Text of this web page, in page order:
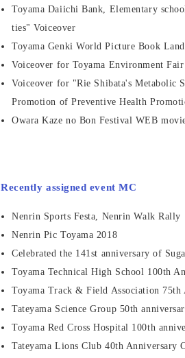
Toyama Daiichi Bank, Elementary
ties" Voiceover
Toyama Genki World Picture Book
Voiceover for Toyama Environment
Voiceover for "Rie Shibata's Metabolic
Promotion of Preventive Health
Owara Kaze no Bon Festival WEB
Recently assigned event MC
Nenrin Sports Festa, Nenrin Walk Rally
Nenrin Pic Toyama 2018
Celebrated the 141st anniversary of
Toyama Technical High School 100th
Toyama Track & Field Association 75th
Tateyama Science Group 50th
Toyama Red Cross Hospital 100th
Tateyama Lions Club 40th Anniversary